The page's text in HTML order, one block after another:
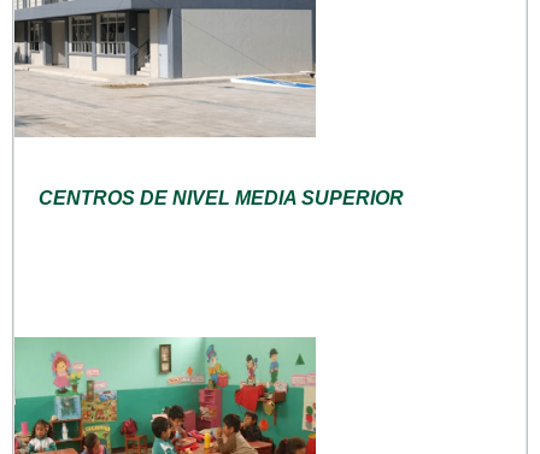
CENTROS DE NIVEL MEDIA SUPERIOR